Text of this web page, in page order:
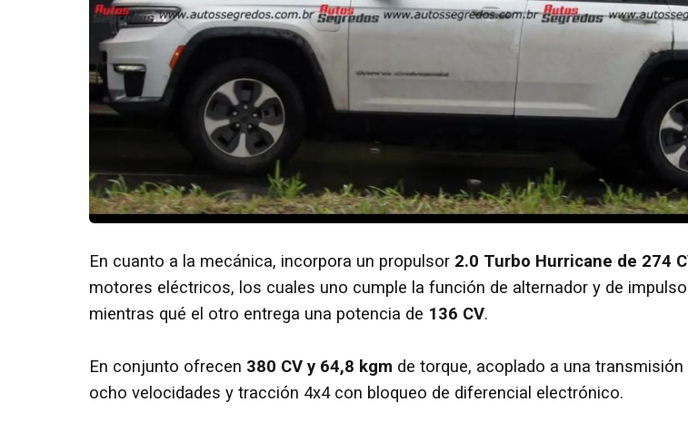
En cuanto a la mecánica, incorpora un propulsor 2.0 Turbo Hurricane de 274
motores eléctricos, los cuales uno cumple la función de alternador y de
mientras qué el otro entrega una potencia de 136 CV.
En conjunto ofrecen 380 CV y 64,8 kgm de torque, acoplado a una
ocho velocidades y tracción 4x4 con bloqueo de diferencial electrónico.